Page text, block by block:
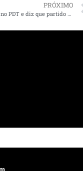
PRÓXIMO